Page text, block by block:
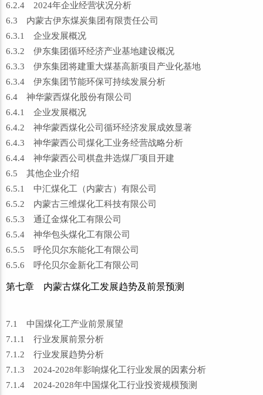
6.2.4 2024年企业经营状况分析
6.3 内蒙古伊东煤炭集团有限责任公司
6.3.1 企业发展概况
6.3.2 伊东集团循环经济产业基地建设概况
6.3.3 伊东集团将建重大煤基高新项目产业化基地
6.3.4 伊东集团节能环保可持续发展分析
6.4 神华蒙西煤化股份有限公司
6.4.1 企业发展概况
6.4.2 神华蒙西煤化公司循环经济发展成效显著
6.4.3 神华蒙西公司煤化工业务经营战略分析
6.4.4 神华蒙西公司棋盘井选煤厂项目开建
6.5 其他企业介绍
6.5.1 中汇煤化工（内蒙古）有限公司
6.5.2 内蒙古三维煤化工科技有限公司
6.5.3 通辽金煤化工有限公司
6.5.4 神华包头煤化工有限公司
6.5.5 呼伦贝尔东能化工有限公司
6.5.6 呼伦贝尔金新化工有限公司
第七章 内蒙古煤化工发展趋势及前景预测
7.1 中国煤化工产业前景展望
7.1.1 行业发展前景分析
7.1.2 行业发展趋势分析
7.1.3 2024-2028年影响煤化工行业发展的因素分析
7.1.4 2024-2028年中国煤化工行业投资规模预测